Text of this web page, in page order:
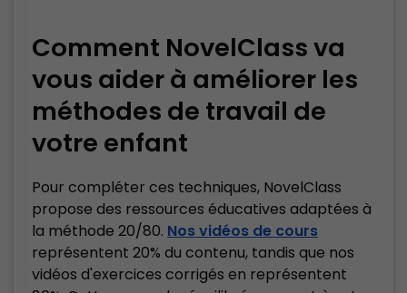
Comment NovelClass va
vous aider à améliorer les
méthodes de travail de
votre enfant
Pour compléter ces techniques, NovelClass
propose des ressources éducatives adaptées à
la méthode 20/80. Nos vidéos de cours
représentent 20% du contenu, tandis que nos
vidéos d'exercices corrigés en représentent